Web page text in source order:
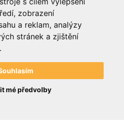
zobrazení
a reklam, analýzy
stránek a zjištění
mé předvolby
2 3 4